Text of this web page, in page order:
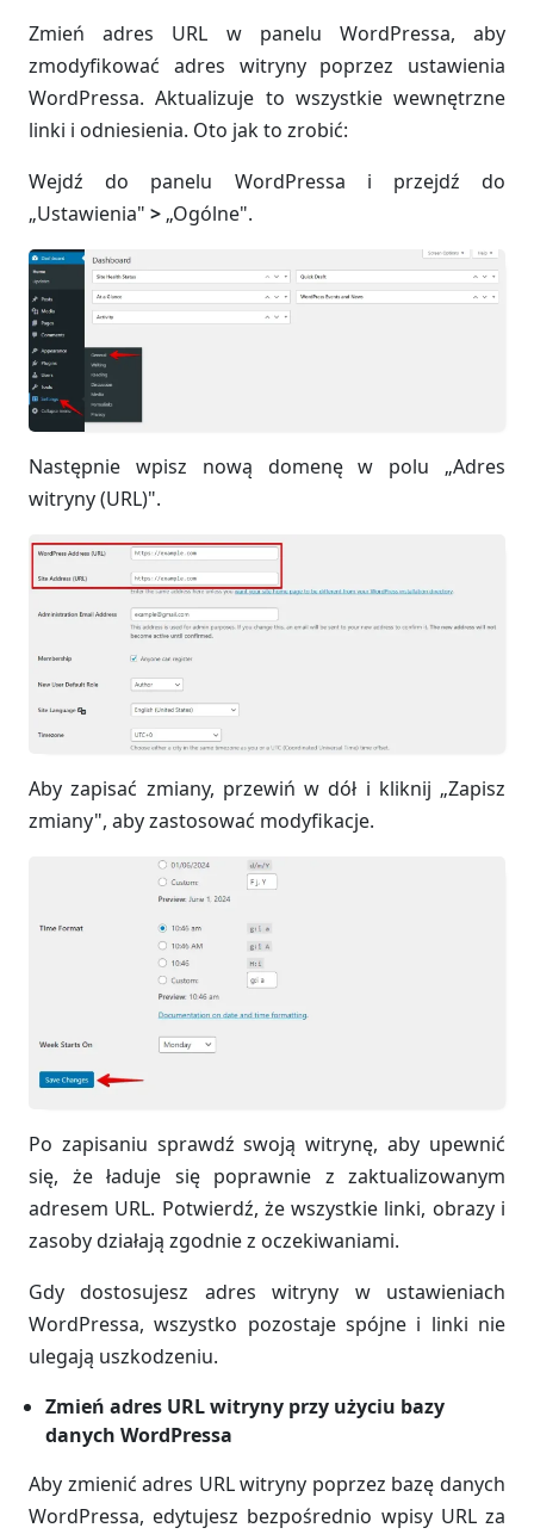
Zmień adres URL w panelu WordPressa, aby
zmodyfikować adres witryny poprzez ustawienia
WordPressa. Aktualizuje to wszystkie wewnętrzne
linki i odniesienia. Oto jak to zrobić:
Wejdź do panelu WordPressa i przejdź do
„Ustawienia" >„Ogólne".
Następnie wpisz nową domenę w polu „Adres
witryny (URL)".
Aby zapisać zmiany, przewiń w dół i kliknij „Zapisz
zmiany", aby zastosować modyfikacje.
Po zapisaniu sprawdź swoją witrynę, aby upewnić
się, że ładuje się poprawnie z zaktualizowanym
adresem URL. Potwierdź, że wszystkie linki, obrazy i
zasoby działają zgodnie z oczekiwaniami.
Gdy dostosujesz adres witryny w ustawieniach
WordPressa, wszystko pozostaje spójne i linki nie
ulegają uszkodzeniu.
Zmień adres URL witryny przy użyciu bazy
danych WordPressa
Aby zmienić adres URL witryny poprzez bazę danych
WordPressa, edytujesz bezpośrednio wpisy URL za